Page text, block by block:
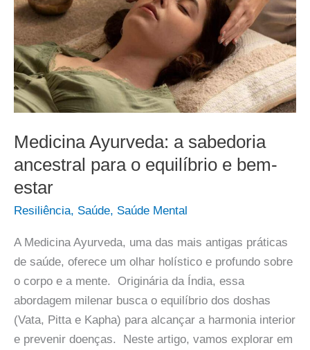
Medicina Ayurveda: a sabedoria
ancestral para o equilíbrio e bem-
estar
Resiliência, Saúde, Saúde Mental
A Medicina Ayurveda, uma das mais antigas práticas
de saúde, oferece um olhar holístico e profundo sobre
o corpo e a mente. Originária da Índia, essa
abordagem milenar busca o equilíbrio dos doshas
(Vata, Pitta e Kapha) para alcançar a harmonia interior
e prevenir doenças. Neste artigo, vamos explorar em